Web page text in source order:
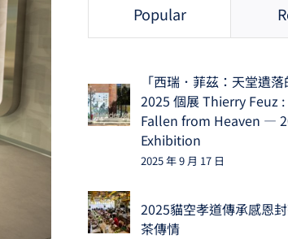
Popular
「西瑞．菲茲：天堂遺
2025 個展 Thierry Feuz
Fallen from Heaven —
Exhibition
2025 年 9 月 17 日
2025貓空孝道傳承感恩
茶傳情